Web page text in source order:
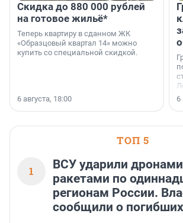
Скидка до 880 000 рублей
на готовое жильё*
Теперь квартиру в сданном ЖК
«Образцовый квартал 14» можно
купить со специальной скидкой.
6 августа, 18:00 6
ТОП 5
1
ВСУ ударили
ракетами по
регионам России.
сообщили о